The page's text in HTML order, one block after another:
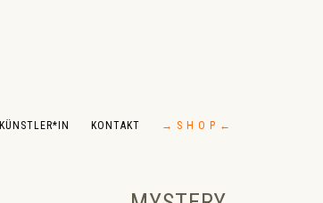
KÜNSTLER*IN KONTAKT → S H O P ←